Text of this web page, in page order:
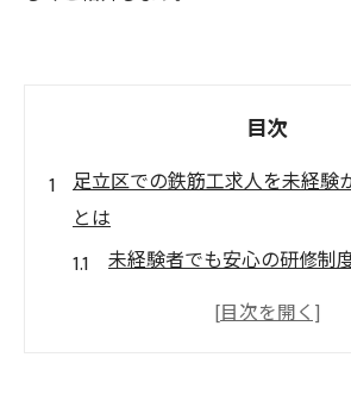
目次
足立区での鉄筋工求人を未経験
とは
未経験者でも安心の研修制
スキルアップが可能な職場環